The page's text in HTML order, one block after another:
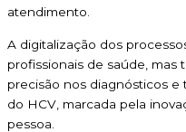
atendimento.
A digitalização dos
profissionais de saúde, mas
precisão nos diagnósticos e
do HCV, marcada pela
pessoa.